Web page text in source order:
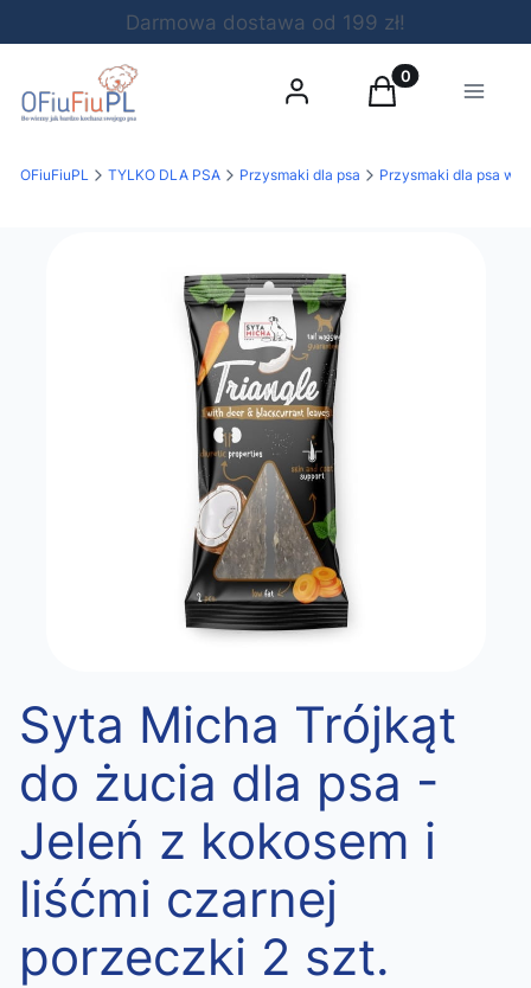
Darmowa dostawa od 199 zł!
Zaloguj sięProdukty w
Koszyk Menu
OFiuFiuPL TYLKO DLA PSA Przysmaki dla psa Przysmaki dla psa
Syta Micha Trójkąt
do żucia dla psa -
Jeleń z kokosem i
liśćmi czarnej
porzeczki 2 szt.